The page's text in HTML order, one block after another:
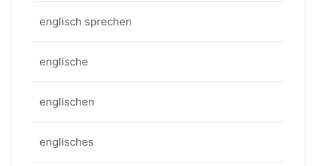
englisch sprechen
englische
englischen
englisches